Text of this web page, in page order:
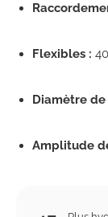
Flexibles :
Diamètre
Amplitude